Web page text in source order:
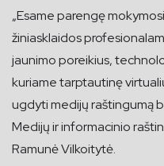
„Esame parengę
žiniasklaidos
jaunimo poreikius,
kuriame tarptautinę
ugdyti medijų raštingumą
Medijų ir informacinio
Ramunė Vilkoitytė.